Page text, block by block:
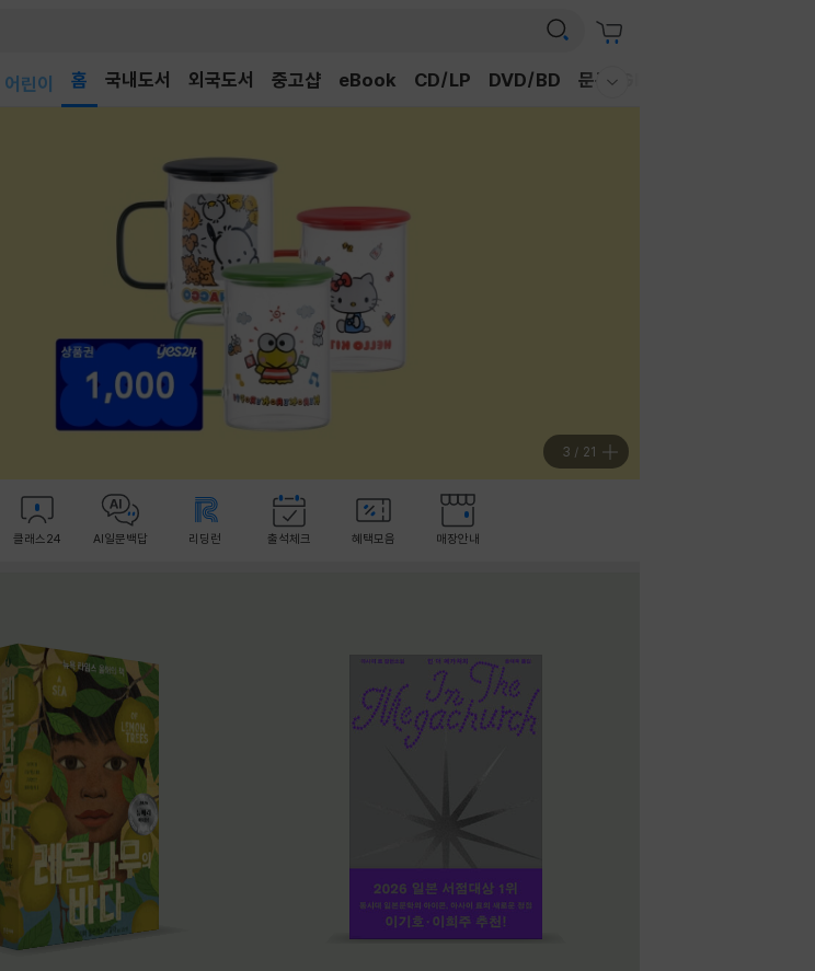
어린이
독후감
홈 국내도서 외국도서 중고샵 eBook CD/LP DVD/BD 문구/GIFT
3 / 21
클래스24 AI일문백답 리딩런 출석체크 혜택모음 매장안내